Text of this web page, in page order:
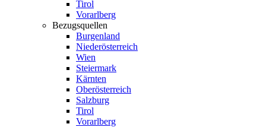
Tirol
Vorarlberg
Bezugsquellen
Burgenland
Niederösterreich
Wien
Steiermark
Kärnten
Oberösterreich
Salzburg
Tirol
Vorarlberg